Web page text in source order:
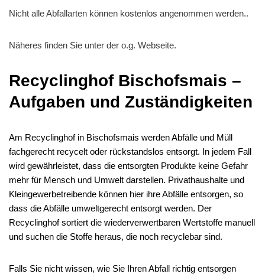
Nicht alle Abfallarten können kostenlos angenommen werden..
Näheres finden Sie unter der o.g. Webseite.
Recyclinghof Bischofsmais –
Aufgaben und Zuständigkeiten
Am Recyclinghof in Bischofsmais werden Abfälle und Müll
fachgerecht recycelt oder rückstandslos entsorgt. In jedem Fall
wird gewährleistet, dass die entsorgten Produkte keine Gefahr
mehr für Mensch und Umwelt darstellen. Privathaushalte und
Kleingewerbetreibende können hier ihre Abfälle entsorgen, so
dass die Abfälle umweltgerecht entsorgt werden. Der
Recyclinghof sortiert die wiederverwertbaren Wertstoffe manuell
und suchen die Stoffe heraus, die noch recyclebar sind.
Falls Sie nicht wissen, wie Sie Ihren Abfall richtig entsorgen